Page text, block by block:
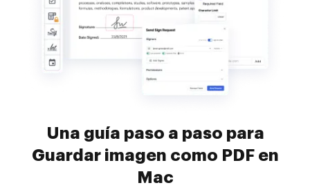
Una guía paso a paso para
Guardar imagen como PDF en
Mac